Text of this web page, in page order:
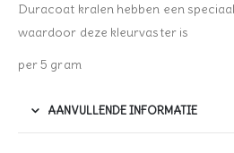
Duracoat kralen hebben een
waardoor deze kleurvaster is
per 5 gram
AANVULLENDE INFORMATIE